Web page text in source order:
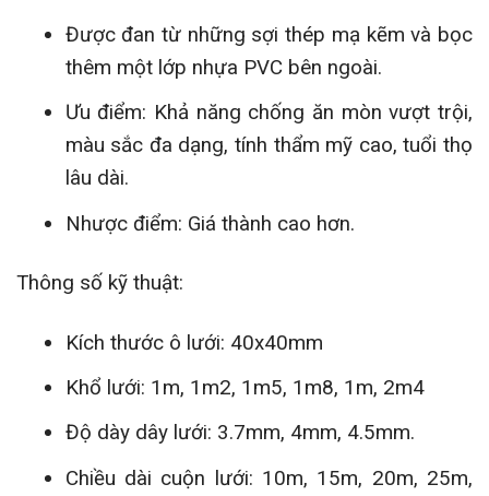
Được đan từ những sợi thép mạ kẽm và bọc
thêm một lớp nhựa PVC bên ngoài.
Ưu điểm: Khả năng chống ăn mòn vượt trội,
màu sắc đa dạng, tính thẩm mỹ cao, tuổi thọ
lâu dài.
Nhược điểm: Giá thành cao hơn.
Thông số kỹ thuật:
Kích thước ô lưới: 40x40mm
Khổ lưới: 1m, 1m2, 1m5, 1m8, 1m, 2m4
Độ dày dây lưới: 3.7mm, 4mm, 4.5mm.
Chiều dài cuộn lưới: 10m, 15m, 20m, 25m,